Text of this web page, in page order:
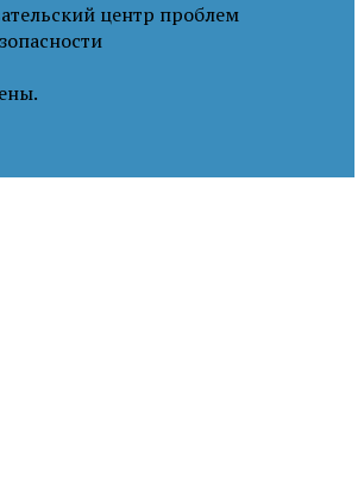
центр проблем